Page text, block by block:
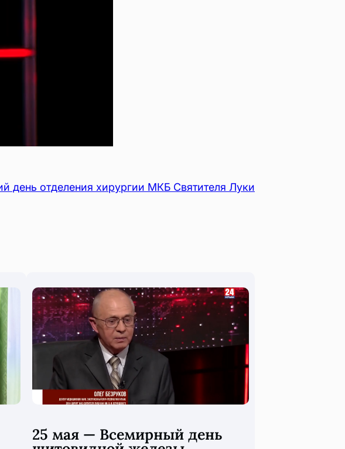
день отделения хирургии МКБ Святителя Луки
25 мая — Всемирный день